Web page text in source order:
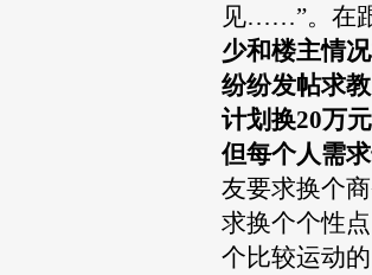
见……”。在
少和楼主情
纷纷发帖求
计划换20万
但每个人需
友要求换个
求换个个性
个比较运动